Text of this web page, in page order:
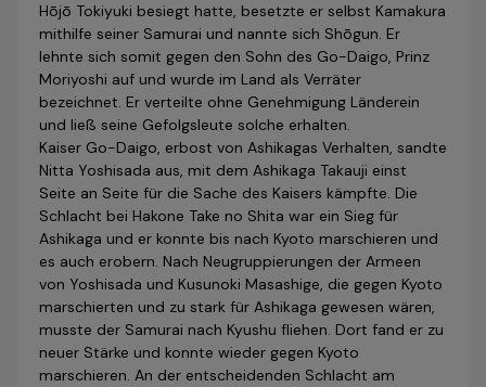
Hōjō Tokiyuki besiegt hatte, besetzte er selbst Kamakura
mithilfe seiner Samurai und nannte sich Shōgun. Er
lehnte sich somit gegen den Sohn des Go-Daigo, Prinz
Moriyoshi auf und wurde im Land als Verräter
bezeichnet. Er verteilte ohne Genehmigung Länderein
und ließ seine Gefolgsleute solche erhalten.
Kaiser Go-Daigo, erbost von Ashikagas Verhalten, sandte
Nitta Yoshisada aus, mit dem Ashikaga Takauji einst
Seite an Seite für die Sache des Kaisers kämpfte. Die
Schlacht bei Hakone Take no Shita war ein Sieg für
Ashikaga und er konnte bis nach Kyoto marschieren und
es auch erobern. Nach Neugruppierungen der Armeen
von Yoshisada und Kusunoki Masashige, die gegen Kyoto
marschierten und zu stark für Ashikaga gewesen wären,
musste der Samurai nach Kyushu fliehen. Dort fand er zu
neuer Stärke und konnte wieder gegen Kyoto
marschieren. An der entscheidenden Schlacht am